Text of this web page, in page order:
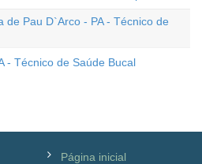
de Pau D`Arco - PA - Técnico de
- Técnico de Saúde Bucal
Página inicial